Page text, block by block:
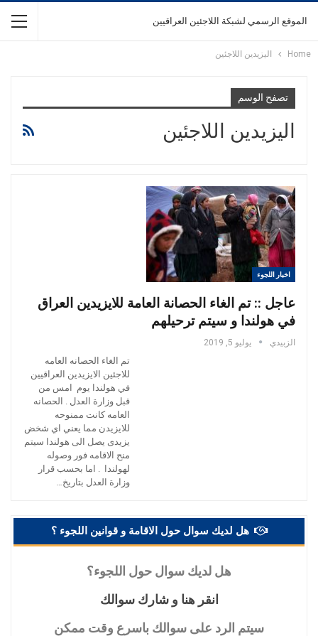
الموقع الرسمي لشبكة اللاجئين العراقيين
Home اليزيدين اللاجئين
تصفح الوسم
اليزيدين اللاجئين
اخبار اللجوء
عاجل :: تم الغاء الحصانة العامة للايزيدين العراق
في هولندا و سيتم ترحيلهم
الزبيدي يوليو 5, 2019
تم الغاء الحصانه العامه
للاجئين الايزيدين العراقيين
في هولندا يوم امس من
قبل وزارة العدل . الحصانه
العامه كانت ممنوحه
للايزيدن مما يعني اي شخض
يزيدى يصل الى هولندا سيتم
منح الاقامه فور وصوله
لهولندا . اما بحسب قرار
وزارة العدل بتاريخ…
هل لديك سوال حول الاقامة و قوانين اللجوء ؟
هل لديك سوال حول اللجوء؟
انقر هنا و شارك سوالك
سيتم الرد على سوالك باسرع وقت ممكن